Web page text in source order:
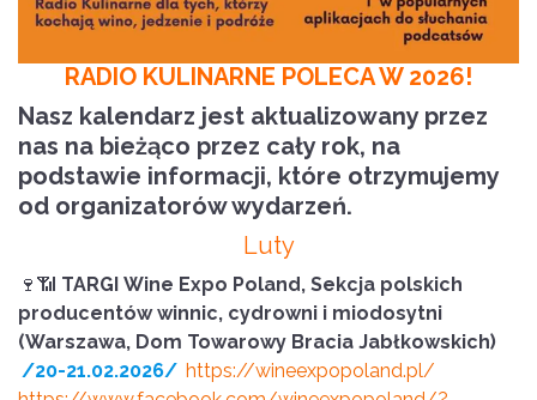
RADIO KULINARNE POLECA W 2026!
Nasz kalendarz jest aktualizowany przez
nas na bieżąco przez cały rok, na
podstawie informacji, które otrzymujemy
od organizatorów wydarzeń.
Luty
🍷📶 TARGI Wine Expo Poland, Sekcja polskich
producentów winnic, cydrowni i miodosytni
(Warszawa, Dom Towarowy Bracia Jabłkowskich)
/20-21.02.2026/ https://wineexpopoland.pl/